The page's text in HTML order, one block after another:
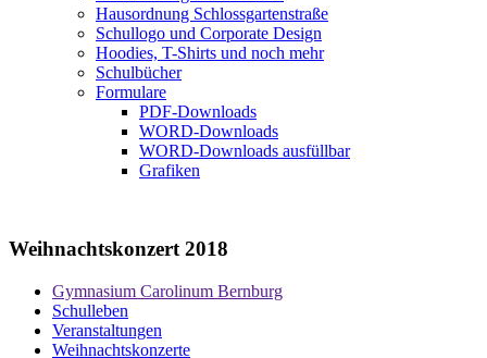
Hausordnung Schlossgartenstraße
Schullogo und Corporate Design
Hoodies, T-Shirts und noch mehr
Schulbücher
Formulare
PDF-Downloads
WORD-Downloads
WORD-Downloads ausfüllbar
Grafiken
Weihnachtskonzert 2018
Gymnasium Carolinum Bernburg
Schulleben
Veranstaltungen
Weihnachtskonzerte